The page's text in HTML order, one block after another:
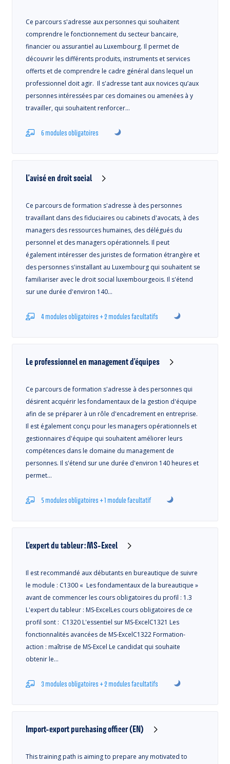
Ce parcours s'adresse aux personnes qui souhaitent
comprendre le fonctionnement du secteur bancaire,
financier ou assurantiel au Luxembourg. Il permet de
découvrir les différents produits, instruments et services
offerts et de comprendre le cadre général dans lequel un
professionnel doit agir. Il s'adresse tant aux novices qu’aux
personnes intéressées par ces domaines ou amenées à y
travailler, qui souhaitent renforcer…
6 modules obligatoires
L'avisé en droit social
Ce parcours de formation s'adresse à des personnes
travaillant dans des fiduciaires ou cabinets d'avocats, à des
managers des ressources humaines, des délégués du
personnel et des managers opérationnels. Il peut
également intéresser des juristes de formation étrangère et
des personnes s'installant au Luxembourg qui souhaitent se
familiariser avec le droit social luxembourgeois. Il s'étend
sur une durée d'environ 140…
4 modules obligatoires + 2 modules facultatifs
Le professionnel en management d'équipes
Ce parcours de formation s'adresse à des personnes qui
désirent acquérir les fondamentaux de la gestion d'équipe
afin de se préparer à un rôle d'encadrement en entreprise.
Il est également conçu pour les managers opérationnels et
gestionnaires d'équipe qui souhaitent améliorer leurs
compétences dans le domaine du management de
personnes. Il s'étend sur une durée d'environ 140 heures et
permet…
5 modules obligatoires + 1 module facultatif
L'expert du tableur : MS-Excel
Il est recommandé aux débutants en bureautique de suivre
le module : C1300 « Les fondamentaux de la bureautique »
avant de commencer les cours obligatoires du profil : 1.3
L'expert du tableur : MS-ExcelLes cours obligatoires de ce
profil sont : C1320 L'essentiel sur MS-ExcelC1321 Les
fonctionnalités avancées de MS-ExcelC1322 Formation-
action : maîtrise de MS-Excel Le candidat qui souhaite
obtenir le…
3 modules obligatoires + 2 modules facultatifs
Import-export purchasing officer (EN)
This training path is aiming to prepare any motivated to